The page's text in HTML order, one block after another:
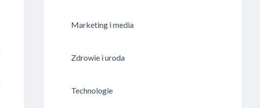
Marketing i media
Zdrowie i uroda
Technologie